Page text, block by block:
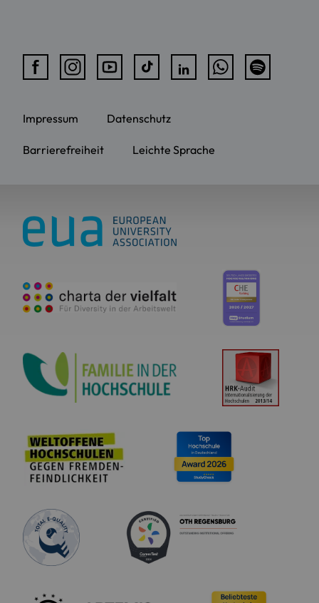
Impressum Datenschutz
Barrierefreiheit Leichte Sprache